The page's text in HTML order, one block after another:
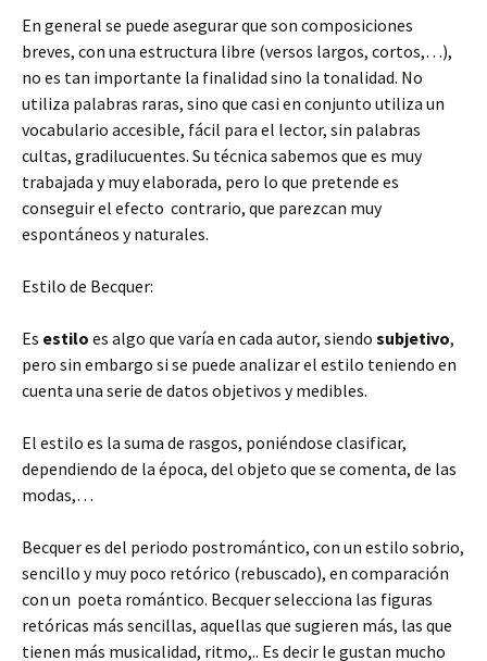
En general se puede asegurar que son composiciones
breves, con una estructura libre (versos largos, cortos,…),
no es tan importante la finalidad sino la tonalidad. No
utiliza palabras raras, sino que casi en conjunto utiliza un
vocabulario accesible, fácil para el lector, sin palabras
cultas, gradilucuentes. Su técnica sabemos que es muy
trabajada y muy elaborada, pero lo que pretende es
conseguir el efecto contrario, que parezcan muy
espontáneos y naturales.
Estilo de Becquer:
Es estilo es algo que varía en cada autor, siendo subjetivo,
pero sin embargo si se puede analizar el estilo teniendo en
cuenta una serie de datos objetivos y medibles.
El estilo es la suma de rasgos, poniéndose clasificar,
dependiendo de la época, del objeto que se comenta, de las
modas,…
Becquer es del periodo postromántico, con un estilo sobrio,
sencillo y muy poco retórico (rebuscado), en comparación
con un poeta romántico. Becquer selecciona las figuras
retóricas más sencillas, aquellas que sugieren más, las que
tienen más musicalidad, ritmo,.. Es decir le gustan mucho